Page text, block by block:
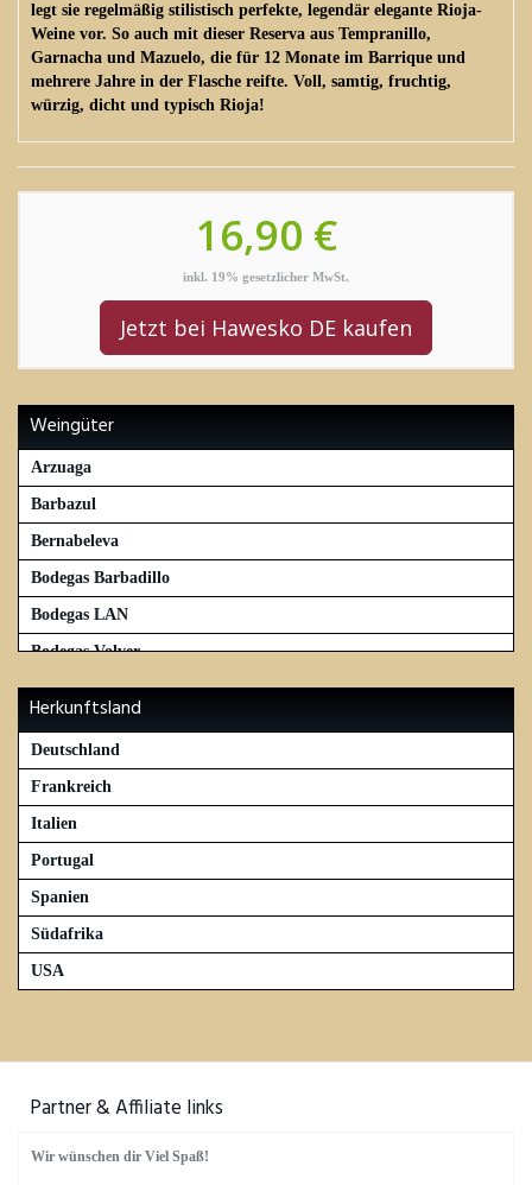
legt sie regelmäßig stilistisch perfekte, legendär elegante Rioja-
Weine vor. So auch mit dieser Reserva aus Tempranillo,
Garnacha und Mazuelo, die für 12 Monate im Barrique und
mehrere Jahre in der Flasche reifte. Voll, samtig, fruchtig,
würzig, dicht und typisch Rioja!
16,90 €
inkl. 19% gesetzlicher MwSt.
Jetzt bei Hawesko DE kaufen
Weingüter
Arzuaga
Barbazul
Bernabeleva
Bodegas Barbadillo
Bodegas LAN
Bodegas Volver
C.V.N.E. – Viña Real
ChateauKirwan
Chateua Margaux
Geil
Herkunftsland
Deutschland
Frankreich
Italien
Portugal
Spanien
Südafrika
USA
Partner & Affiliate links
Wir wünschen dir Viel Spaß!